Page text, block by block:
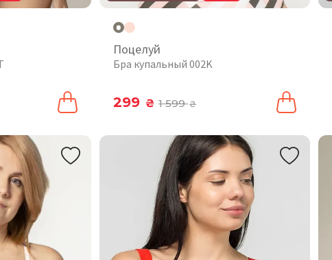
Поцелуй
Бра купальный 002K
299 ₴ 1 599₴